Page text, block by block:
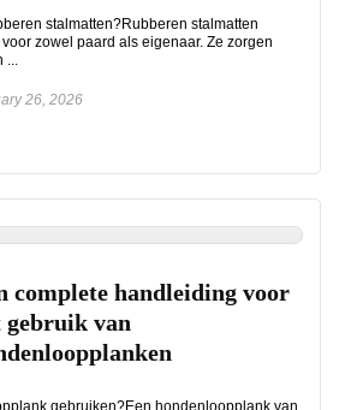
stalmatten?Rubberen stalmatten
zowel paard als eigenaar. Ze zorgen
...
26, 2026
complete handleiding voor
gebruik van
gebruiken?Een hondenloopplank van